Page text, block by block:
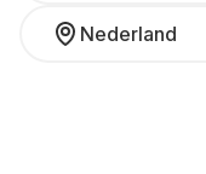
Nederland